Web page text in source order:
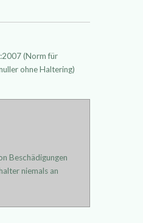
(Norm für
ohne Haltering)
Beschädigungen
niemals an